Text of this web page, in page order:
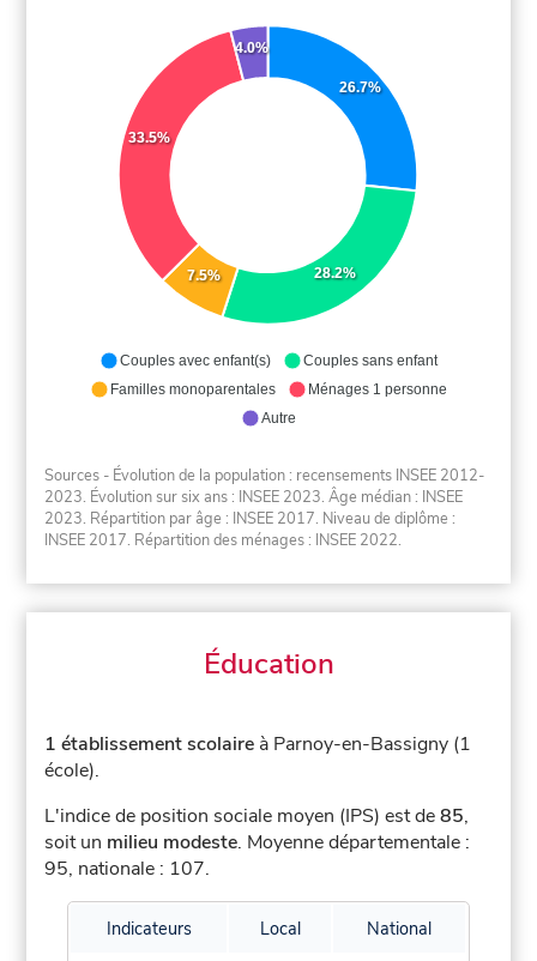
26.7%
28.2%
7.5%
33.5%
4.0%
Couples avec enfant(s)
Couples sans enfant
Familles monoparentales
Ménages 1 personne
Autre
Sources - Évolution de la population : recensements INSEE 2012-
2023. Évolution sur six ans : INSEE 2023. Âge médian : INSEE
2023. Répartition par âge : INSEE 2017. Niveau de diplôme :
INSEE 2017. Répartition des ménages : INSEE 2022.
Éducation
1 établissement scolaire à Parnoy-en-Bassigny (1
école).
L'indice de position sociale moyen (IPS) est de85,
soit un milieu modeste. Moyenne départementale :
95, nationale : 107.
Indicateurs Local National